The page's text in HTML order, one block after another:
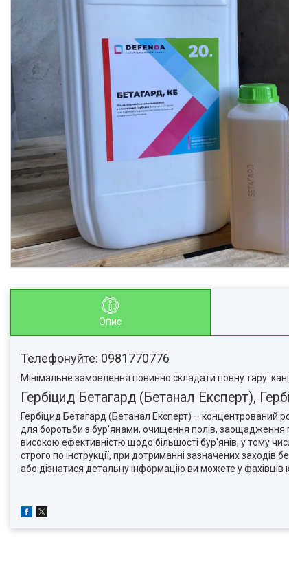
Опис
Телефонуйте: 0981770776
Мінімальне замовлення повинно складати повну тару:
Гербіцид Бетагард (Бетанал Експерт),
Гербіцид Бетагард (Бетанал Експерт) – концентрований
для боротьби з бур'янами, очищення полів, заощадження
високою ефективністю щодо більшості бур'янів, у тому
строго по інструкції, при дотриманні зазначених
або дізнатися детальну інформацію ви можете у фахівців